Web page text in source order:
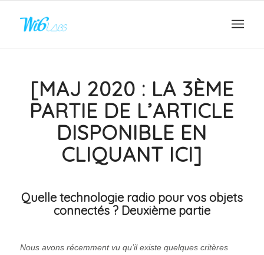
[MAJ 2020 : LA 3ÈME
PARTIE DE L’ARTICLE
DISPONIBLE EN
CLIQUANT ICI]
Quelle technologie radio pour vos objets
connectés ? Deuxième partie
Nous avons récemment vu qu’il existe quelques critères